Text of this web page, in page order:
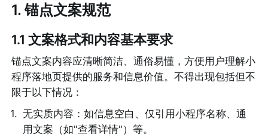
1. 锚点文案规范
1.1 文案格式和内容基本要求
锚点文案内容应清晰简洁、通俗易懂，方便用户理解小
程序落地页提供的服务和信息价值。不得出现包括但不
限于以下情况：
1. 无实质内容：如信息空白、仅引用小程序名称、通
用文案（如"查看详情"）等。